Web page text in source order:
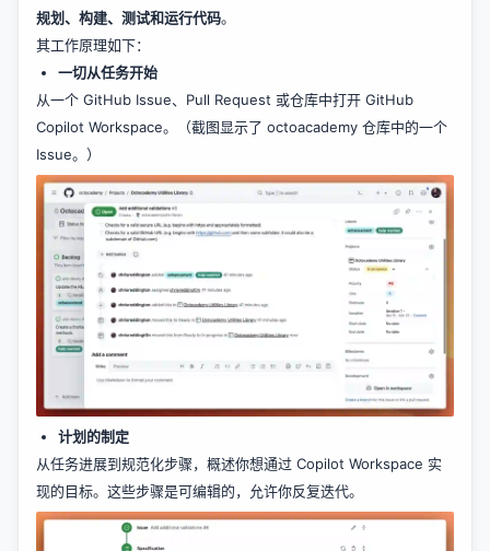
规划、构建、测试和运行代码。
其工作原理如下：
一切从任务开始
从一个 GitHub Issue、Pull Request 或仓库中打开 GitHub
Copilot Workspace。（截图显示了 octoacademy 仓库中的一个
Issue。）
计划的制定
从任务进展到规范化步骤，概述你想通过 Copilot Workspace 实
现的目标。这些步骤是可编辑的，允许你反复迭代。